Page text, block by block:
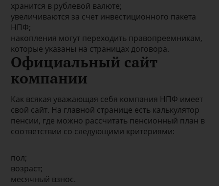
хранится в рублевой валюте;
увеличиваются за счет инвестиционного пакета
НПФ;
накопления могут переходить правопреемникам,
которые указаны на страницах договора.
Официальный сайт
компании
Как всякая уважающая себя компания НПФ имеет
свой сайт. На главной странице есть калькулятор
пенсии, где можно рассчитать пенсионный план в
соответствии со следующими критериями:
пол;
возраст;
месячный взнос.